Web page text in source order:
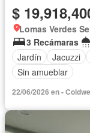
$
Lomas Verdes
3 Recámaras
Jardín
Jacuzzi
Sin amueblar
22/06/2026 en -